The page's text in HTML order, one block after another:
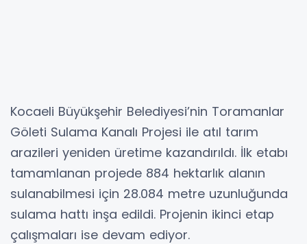
Kocaeli Büyükşehir Belediyesi’nin Toramanlar
Göleti Sulama Kanalı Projesi ile atıl tarım
arazileri yeniden üretime kazandırıldı. İlk etabı
tamamlanan projede 884 hektarlık alanın
sulanabilmesi için 28.084 metre uzunluğunda
sulama hattı inşa edildi. Projenin ikinci etap
çalışmaları ise devam ediyor.